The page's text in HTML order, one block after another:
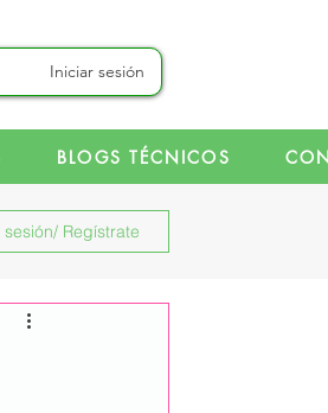
Iniciar sesión
BLOGS TÉCNICOS
sesión/ Regístrate